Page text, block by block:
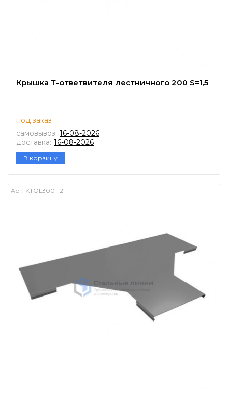
Крышка Т-ответвителя лестничного 200 S=1,5
под заказ
самовывоз: 16-08-2026
доставка: 16-08-2026
В корзину
Арт: KTOL300-12